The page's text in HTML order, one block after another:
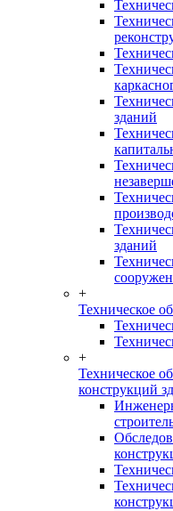
зданий
зданий
+
Техническое
+
Техническое
конструкций